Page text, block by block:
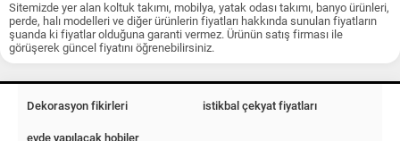
Sitemizde yer alan koltuk takımı, mobilya, yatak odası takımı, banyo ürünleri,
perde, halı modelleri ve diğer ürünlerin fiyatları hakkında sunulan fiyatların
şuanda ki fiyatlar olduğuna garanti vermez. Ürünün satış firması ile
görüşerek güncel fiyatını öğrenebilirsiniz.
Dekorasyon fikirleri istikbal çekyat fiyatları
evde yapılacak hobiler